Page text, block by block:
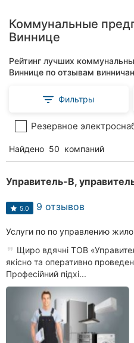
Коммунальные
Виннице
Рейтинг лучших
Виннице по отзывам винничан
Фильтры
Резервное
Найдено 50 компаний
Управитель-В,
5.0 9 отзывов
Услуги по по управлению
Щиро вдячні ТОВ
якісно та оперативно
Професійний підхі...